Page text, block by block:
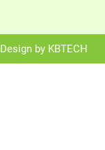
by KBTECH